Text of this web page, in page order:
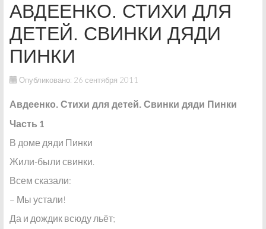
АВДЕЕНКО. СТИХИ ДЛЯ
ДЕТЕЙ. СВИНКИ ДЯДИ
ПИНКИ
Опубликовано: 26 сентября 2011
Авдеенко. Стихи для детей. Свинки дяди Пинки
Часть 1
В доме дяди Пинки
Жили-были свинки.
Всем сказали:
– Мы устали!
Да и дождик всюду льёт;